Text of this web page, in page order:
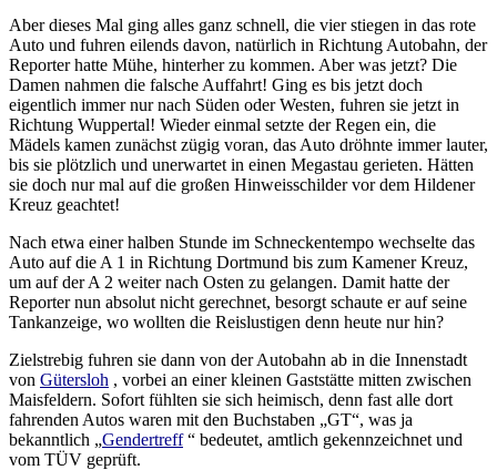
Aber dieses Mal ging alles ganz schnell, die vier stiegen in das rote
Auto und fuhren eilends davon, natürlich in Richtung Autobahn, der
Reporter hatte Mühe, hinterher zu kommen. Aber was jetzt? Die
Damen nahmen die falsche Auffahrt! Ging es bis jetzt doch
eigentlich immer nur nach Süden oder Westen, fuhren sie jetzt in
Richtung Wuppertal! Wieder einmal setzte der Regen ein, die
Mädels kamen zunächst zügig voran, das Auto dröhnte immer lauter,
bis sie plötzlich und unerwartet in einen Megastau gerieten. Hätten
sie doch nur mal auf die großen Hinweisschilder vor dem Hildener
Kreuz geachtet!
Nach etwa einer halben Stunde im Schneckentempo wechselte das
Auto auf die A 1 in Richtung Dortmund bis zum Kamener Kreuz,
um auf der A 2 weiter nach Osten zu gelangen. Damit hatte der
Reporter nun absolut nicht gerechnet, besorgt schaute er auf seine
Tankanzeige, wo wollten die Reislustigen denn heute nur hin?
Zielstrebig fuhren sie dann von der Autobahn ab in die Innenstadt
von Gütersloh , vorbei an einer kleinen Gaststätte mitten zwischen
Maisfeldern. Sofort fühlten sie sich heimisch, denn fast alle dort
fahrenden Autos waren mit den Buchstaben „GT“, was ja
bekanntlich „Gendertreff“ bedeutet, amtlich gekennzeichnet und
vom TÜV geprüft.